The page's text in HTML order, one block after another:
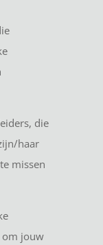
die
haar
missen
om jouw